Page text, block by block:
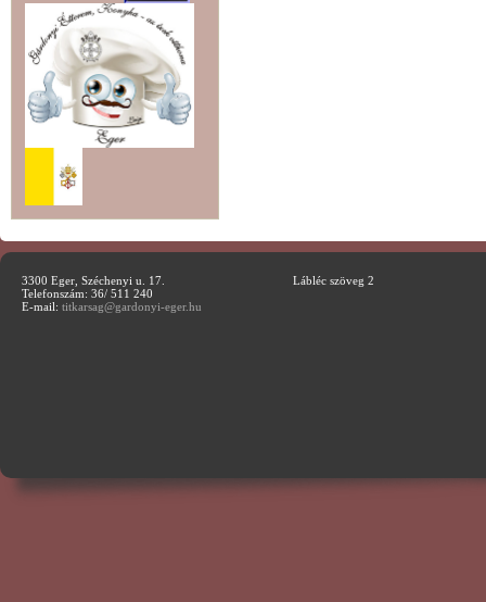
3300 Eger, Széchenyi u. 17.
Telefonszám: 36/ 511 240
E-mail: titkarsag@gardonyi-eger.hu
Lábléc szöveg 2